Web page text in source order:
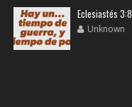
Eclesiastés 3:8
Unknown